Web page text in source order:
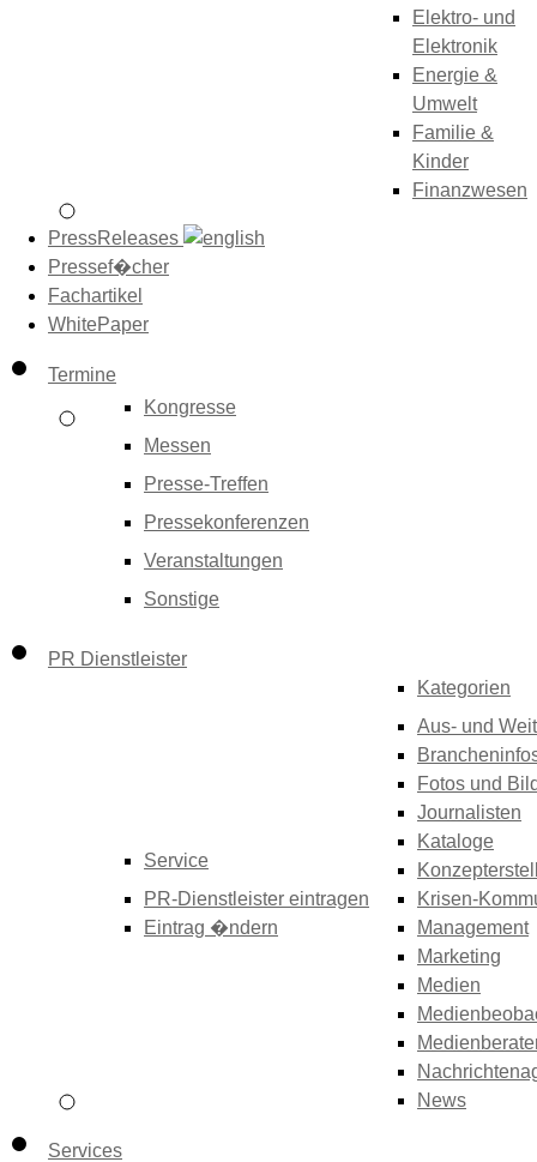
Elektro- und
Elektronik
Energie &
Umwelt
Familie &
Kinder
Finanzwesen
PressReleases
Pressef�cher
Fachartikel
WhitePaper
Termine
Kongresse
Messen
Presse-Treffen
Pressekonferenzen
Veranstaltungen
Sonstige
PR Dienstleister
Service
PR-Dienstleister eintragen
Eintrag �ndern
Kategorien
Aus- und
Fotos und
Journalisten
Kataloge
Krisen-
Management
Marketing
Medien
News
Services